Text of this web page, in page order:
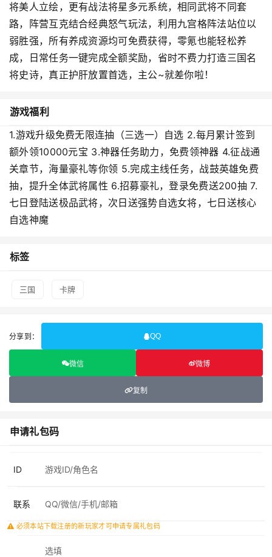
将美人立绘，更有战法将星多元系统，相同武将不同套
路，阵营互克结合经典怒气玩法，利用九宫格阵法站位以
弱胜强，所有养成资源均可免费获得，零氪也能轻松养
成，日常任务一键完成全额奖励，省时不费力打造三国名
将史诗，真正护肝放置首选，主公~就差你啦！
游戏福利
1.游戏升级免费无限连抽（三选一）自选 2.每月累计签到
额外领10000元宝 3.神器任务助力，免费领神器 4.征战通
关章节，海量豪礼等你领 5.完成主线任务，战鼓英雄免费
抽，提升全体武将属性 6.招募豪礼，登录免费送200抽 7.
七日登陆送极品武将，次日送强势自选女将，七日送核心
自选神魔
标签
三国 卡牌
分享到： QQ
微信 微博
复制
申请礼包码
ID
联系
必须本站下载注册的新玩家才可申请专属礼包码